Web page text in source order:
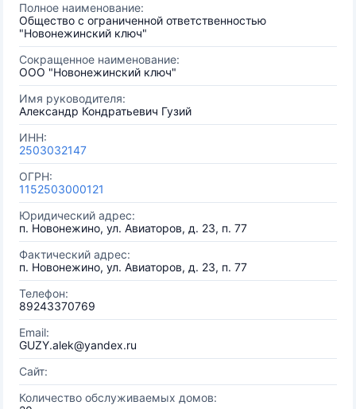
Полное наименование:
Общество с ограниченной ответственностью
"Новонежинский ключ"
Сокращенное наименование:
ООО "Новонежинский ключ"
Имя руководителя:
Александр Кондратьевич Гузий
ИНН:
2503032147
ОГРН:
1152503000121
Юридический адрес:
п. Новонежино, ул. Авиаторов, д. 23, п. 77
Фактический адрес:
п. Новонежино, ул. Авиаторов, д. 23, п. 77
Телефон:
89243370769
Email:
GUZY.alek@yandex.ru
Сайт:
Количество обслуживаемых домов: